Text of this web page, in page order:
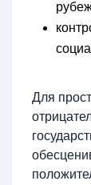
Для